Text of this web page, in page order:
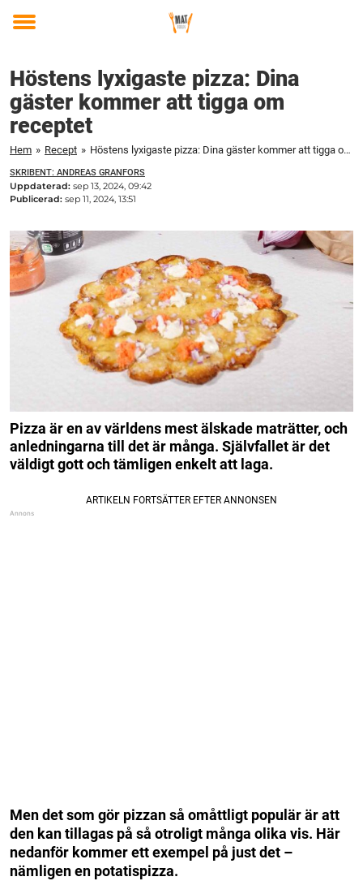
Toggle
Höstens lyxigaste pizza: Dina
gäster kommer att tigga om
receptet
Hem » Recept » Höstens lyxigaste pizza: Dina gäster kommer att tigga om receptet
SKRIBENT: ANDREAS GRANFORS
Uppdaterad: sep 13, 2024, 09:42
Publicerad: sep 11, 2024, 13:51
Pizza är en av världens mest älskade maträtter, och
anledningarna till det är många. Självfallet är det
väldigt gott och tämligen enkelt att laga.
Men det som gör pizzan så omåttligt populär är att
den kan tillagas på så otroligt många olika vis. Här
nedanför kommer ett exempel på just det –
nämligen en potatispizza.